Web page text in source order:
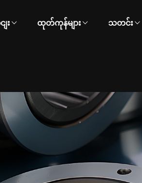
း ထုတ်ကုန်များ သတင်း